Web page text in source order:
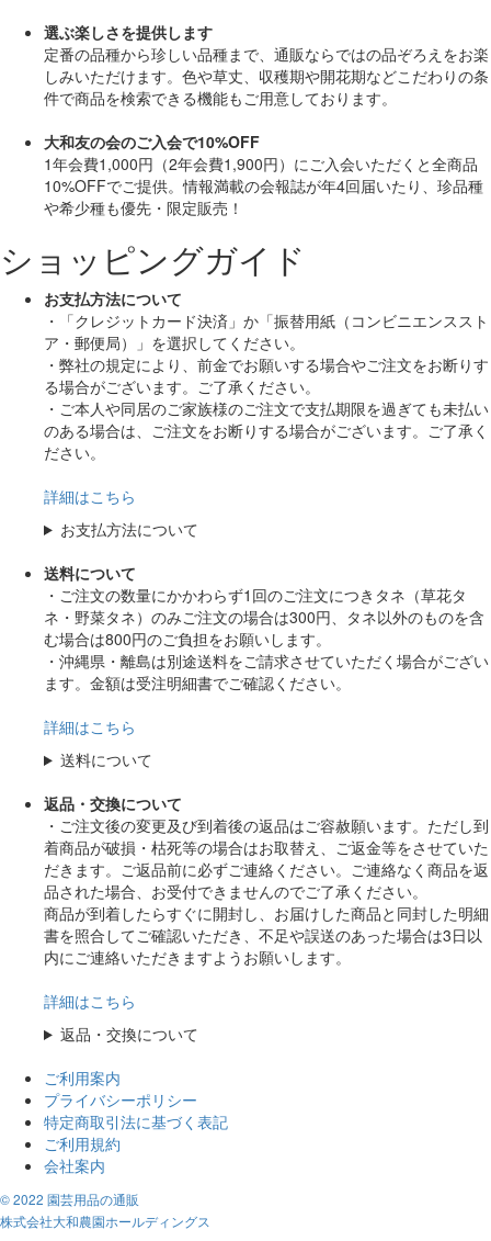
選ぶ楽しさを提供します
定番の品種から珍しい品種まで、通販ならではの品ぞろえをお楽
しみいただけます。色や草丈、収穫期や開花期などこだわりの条
件で商品を検索できる機能もご用意しております。
大和友の会のご入会で10%OFF
1年会費1,000円（2年会費1,900円）にご入会いただくと全商品
10%OFFでご提供。情報満載の会報誌が年4回届いたり、珍品種
や希少種も優先・限定販売！
ショッピングガイド
お支払方法について
・「クレジットカード決済」か「振替用紙（コンビニエンススト
ア・郵便局）」を選択してください。
・弊社の規定により、前金でお願いする場合やご注文をお断りす
る場合がございます。ご了承ください。
・ご本人や同居のご家族様のご注文で支払期限を過ぎても未払い
のある場合は、ご注文をお断りする場合がございます。ご了承く
ださい。
詳細はこちら
お支払方法について
送料について
・ご注文の数量にかかわらず1回のご注文につきタネ（草花タ
ネ・野菜タネ）のみご注文の場合は300円、タネ以外のものを含
む場合は800円のご負担をお願いします。
・沖縄県・離島は別途送料をご請求させていただく場合がござい
ます。金額は受注明細書でご確認ください。
詳細はこちら
送料について
返品・交換について
・ご注文後の変更及び到着後の返品はご容赦願います。ただし到
着商品が破損・枯死等の場合はお取替え、ご返金等をさせていた
だきます。ご返品前に必ずご連絡ください。ご連絡なく商品を返
品された場合、お受付できませんのでご了承ください。
商品が到着したらすぐに開封し、お届けした商品と同封した明細
書を照合してご確認いただき、不足や誤送のあった場合は3日以
内にご連絡いただきますようお願いします。
詳細はこちら
返品・交換について
ご利用案内
プライバシーポリシー
特定商取引法に基づく表記
ご利用規約
会社案内
© 2022 園芸用品の通販
株式会社大和農園ホールディングス